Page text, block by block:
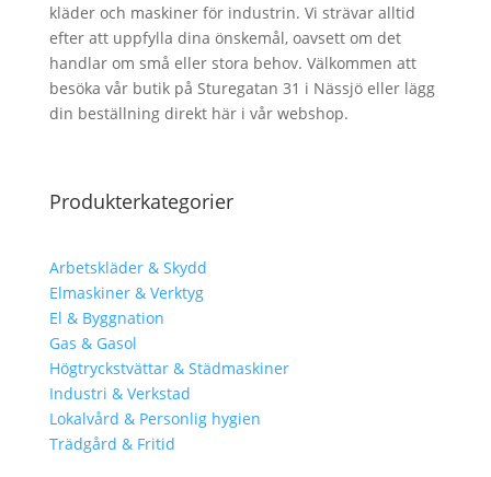
kläder och maskiner för industrin. Vi strävar alltid
efter att uppfylla dina önskemål, oavsett om det
handlar om små eller stora behov. Välkommen att
besöka vår butik på Sturegatan 31 i Nässjö eller lägg
din beställning direkt här i vår webshop.
Produkterkategorier
Arbetskläder & Skydd
Elmaskiner & Verktyg
El & Byggnation
Gas & Gasol
Högtryckstvättar & Städmaskiner
Industri & Verkstad
Lokalvård & Personlig hygien
Trädgård & Fritid